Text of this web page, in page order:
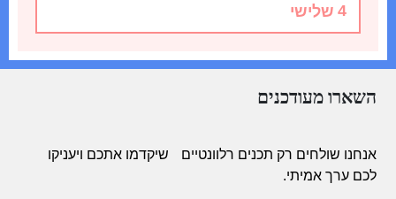
שלישי 4
רביעי 5
שישי 7
השארו מעודכנים
אנחנו שולחים רק תכנים רלוונטיים שיקדמו אתכם ויעניקו
לכם ערך אמיתי.